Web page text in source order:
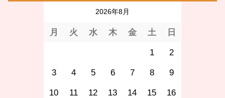
2026年8月
月 火 水 木 金 土 日
1 2
3 4 5 6 7 8 9
10 11 12 13 14 15 16